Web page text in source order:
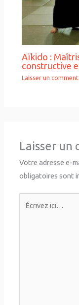
Aïkido :
constructive
Laisser un
Laisser un
Votre adresse e-
obligatoires sont